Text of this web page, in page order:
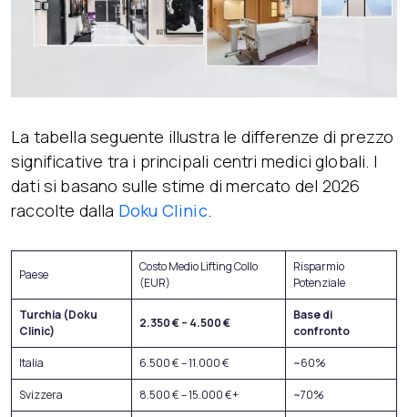
La tabella seguente illustra le differenze di prezzo
significative tra i principali centri medici globali. I
dati si basano sulle stime di mercato del 2026
raccolte dalla Doku Clinic.
Paese
Costo Medio Lifting Collo
(EUR)
Risparmio
Potenziale
Turchia (Doku
Clinic)
2.350 € – 4.500 €
Base di
confronto
Italia 6.500 € – 11.000 € ~60%
Svizzera 8.500 € – 15.000 €+ ~70%